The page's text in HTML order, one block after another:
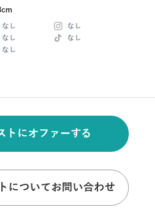
なし
なし
なし
なし
なし
トにオファーする
についてお問い合わせ